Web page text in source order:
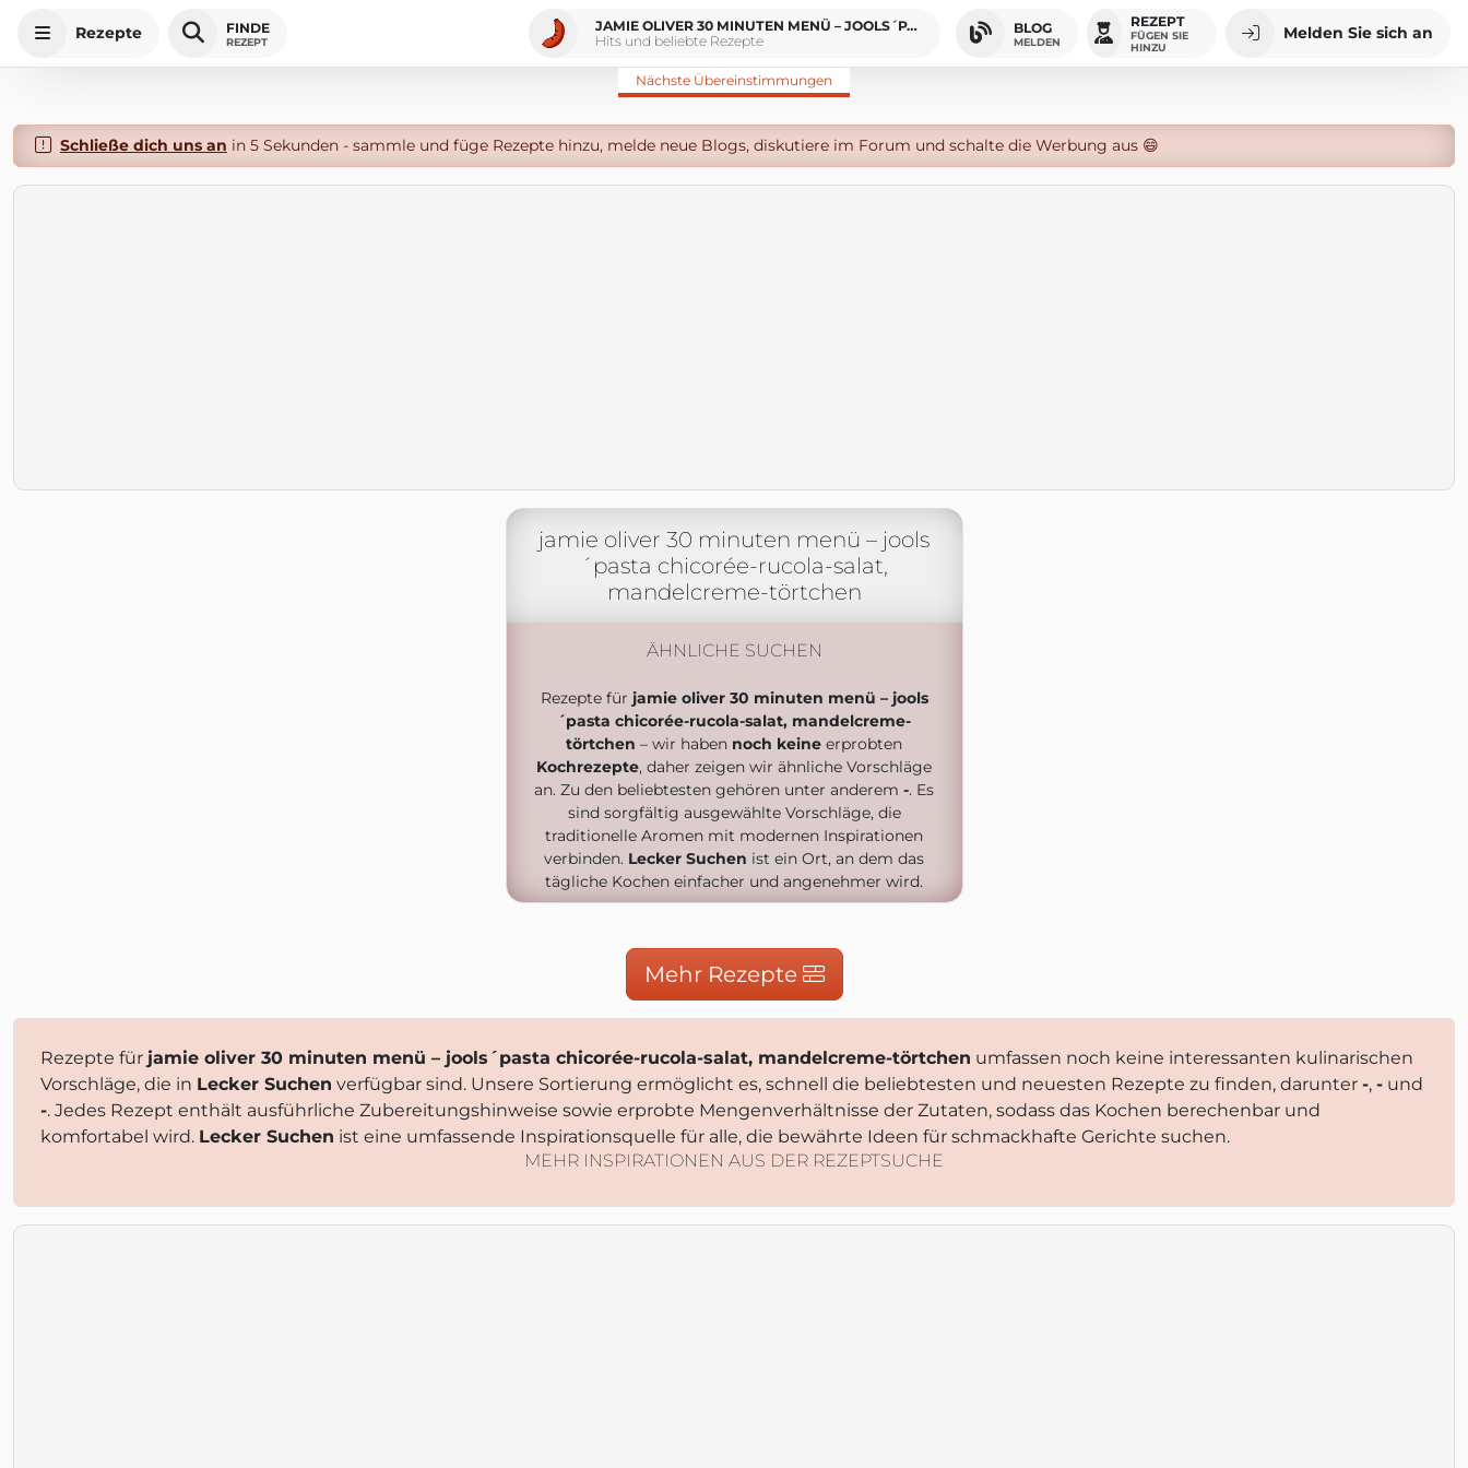
Rezepte FINDE
REZEPT
JAMIE OLIVER 30 MINUTEN MENÜ – JOOLS´PASTA CHICORÉE-RUCOLA-SALAT, MANDELCREME-TÖRTCHEN
Hits und beliebte Rezepte
BLOG
MELDEN
REZEPT
FÜGEN SIE
HINZU
Melden Sie sich an
Nächste Übereinstimmungen
Schließe dich uns an in 5 Sekunden - sammle und füge Rezepte hinzu, melde neue Blogs, diskutiere im Forum und schalte die Werbung aus 😄
jamie oliver 30 minuten menü – jools
´pasta chicorée-rucola-salat,
mandelcreme-törtchen
ÄHNLICHE SUCHEN
Rezepte für jamie oliver 30 minuten menü – jools
´pasta chicorée-rucola-salat, mandelcreme-
törtchen – wir haben noch keine erprobten
Kochrezepte, daher zeigen wir ähnliche Vorschläge
an. Zu den beliebtesten gehören unter anderem -. Es
sind sorgfältig ausgewählte Vorschläge, die
traditionelle Aromen mit modernen Inspirationen
verbinden. Lecker Suchen ist ein Ort, an dem das
tägliche Kochen einfacher und angenehmer wird.
Mehr Rezepte
Rezepte für jamie oliver 30 minuten menü – jools´pasta chicorée-rucola-salat, mandelcreme-törtchen umfassen noch keine interessanten kulinarischen
Vorschläge, die in Lecker Suchen verfügbar sind. Unsere Sortierung ermöglicht es, schnell die beliebtesten und neuesten Rezepte zu finden, darunter -, - und
-. Jedes Rezept enthält ausführliche Zubereitungshinweise sowie erprobte Mengenverhältnisse der Zutaten, sodass das Kochen berechenbar und
komfortabel wird. Lecker Suchen ist eine umfassende Inspirationsquelle für alle, die bewährte Ideen für schmackhafte Gerichte suchen.
MEHR INSPIRATIONEN AUS DER REZEPTSUCHE